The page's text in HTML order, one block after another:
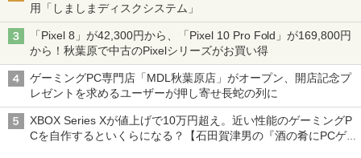
用「しましまディスクシステム」
「Pixel 8」が42,300円から、「Pixel 10 Pro Fold」が169,800円
から！秋葉原で中古のPixelシリーズがお買い得
ゲーミングPC専門店「MDL秋葉原店」がオープン、開店記念プ
レゼントを求めるユーザーが押し寄せ長蛇の列に
XBOX Series Xが値上げで10万円超え。近い性能のゲーミングP
Cを自作するといくらになる？【石田賀津男の『酒の肴にPCゲ